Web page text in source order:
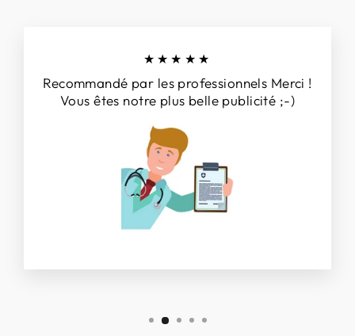
★★★★★
Recommandé par les professionnels Merci !
Vous êtes notre plus belle publicité ;-)